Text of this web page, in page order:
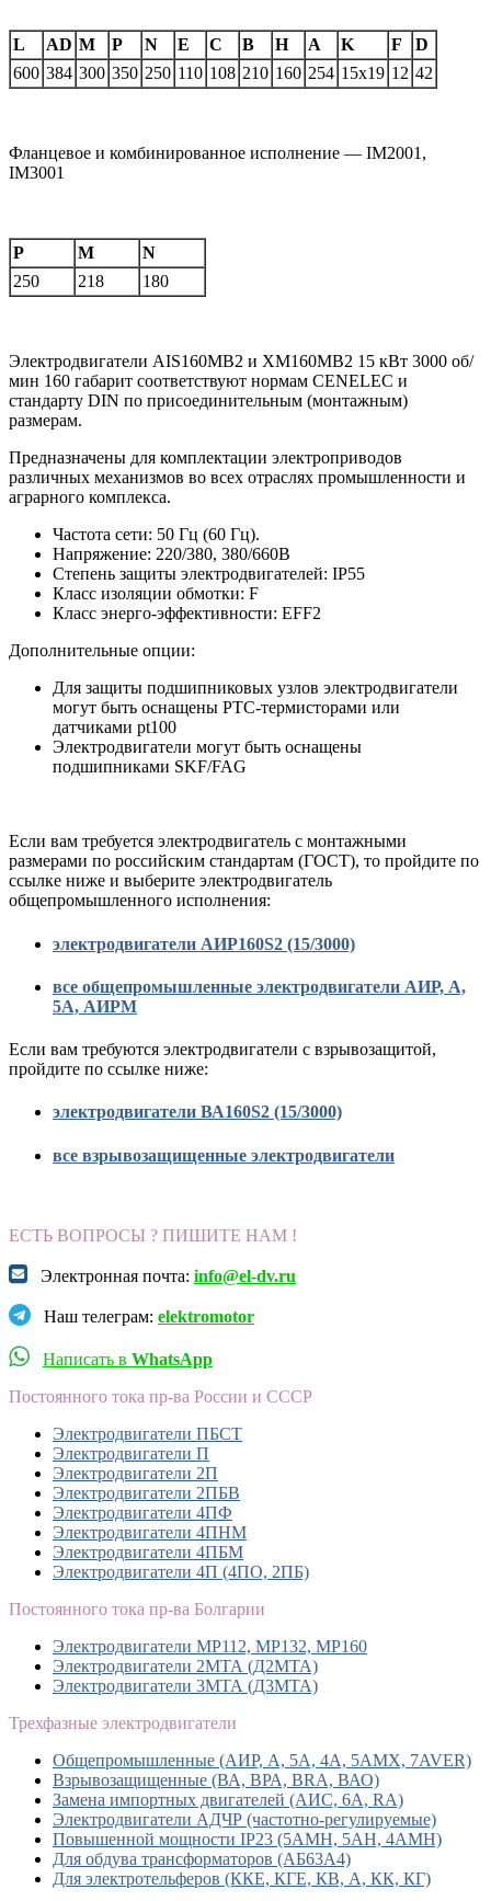
L AD M P N E C B H A K F
D
600 384 300 350 250 110 108 210 160 254 15х19 12 42
Фланцевое и комбинированное исполнение — IM2001,
IM3001
P M
N
250
218 180
Электродвигатели AIS160MB2 и XM160MB2 15 кВт 3000 об/
мин 160 габарит соответствуют нормам CENELEC и
стандарту DIN по присоединительным (монтажным)
размерам.
Предназначены для комплектации электроприводов
различных механизмов во всех отраслях промышленности и
аграрного комплекса.
Частота сети: 50 Гц (60 Гц).
Напряжение: 220/380, 380/660В
Степень защиты электродвигателей: IP55
Класс изоляции обмотки: F
Класс энерго-эффективности: EFF2
Дополнительные опции:
Для защиты подшипниковых узлов электродвигатели
могут быть оснащены РТС-термисторами или
датчиками pt100
Электродвигатели могут быть оснащены
подшипниками SKF/FAG
Если вам требуется электродвигатель с монтажными
размерами по российским стандартам (ГОСТ), то пройдите по
ссылке ниже и выберите электродвигатель
общепромышленного исполнения:
электродвигатели АИР160S2 (15/3000)
все общепромышленные электродвигатели АИР, А,
5А, АИРМ
Если вам требуются электродвигатели с взрывозащитой,
пройдите по ссылке ниже:
электродвигатели ВА160S2 (15/3000)
все взрывозащищенные электродвигатели
ЕСТЬ ВОПРОСЫ ? ПИШИТЕ НАМ !
Электронная почта: info@el-dv.ru
Наш телеграм: elektromotor
Написать в WhatsApp
Постоянного тока пр-ва России и СССР
Электродвигатели ПБСТ
Электродвигатели П
Электродвигатели 2П
Электродвигатели 2ПБВ
Электродвигатели 4ПФ
Электродвигатели 4ПНМ
Электродвигатели 4ПБМ
Электродвигатели 4П (4ПО, 2ПБ)
Постоянного тока пр-ва Болгарии
Электродвигатели MP112, МР132, MP160
Электродвигатели 2МТА (Д2МТА)
Электродвигатели 3МТА (Д3МТА)
Трехфазные электродвигатели
Общепромышленные (АИР, А, 5А, 4А, 5АМХ, 7AVER)
Взрывозащищенные (ВА, ВРА, BRA, ВАО)
Замена импортных двигателей (АИС, 6А, RA)
Электродвигатели АДЧР (частотно-регулируемые)
Повышенной мощности IP23 (5АМН, 5АН, 4АМН)
Для обдува трансформаторов (АБ63А4)
Для электротельферов (ККЕ, КГЕ, КВ, А, КК, КГ)